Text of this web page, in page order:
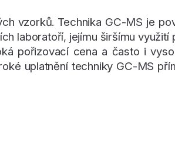
vzorků. Technika GC-MS je
laboratoří, jejímu širšímu využití
pořizovací cena a často i
uplatnění techniky GC-MS